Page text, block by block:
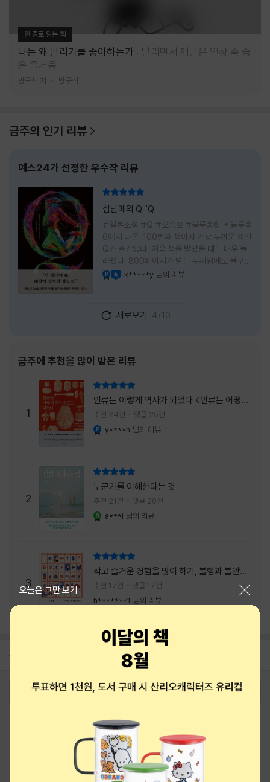
한 줄로 읽는 책
나는 왜 달리기를 좋아하는가
달리면서 깨달은 일상 속 숨
은 즐거움
방구석 저 방구석
금주의 인기 리뷰
예스24가 선정한 우수작 리뷰
삼남매의 Q. 'Q'
#일본소설 #Q #오승호 #블루홀6 * 블루홀
6에서 나온 100번째 책이자 가장 두꺼운 책인
Q가 출간됐다. 처음 책을 받았을 때는 매우 놀
라웠다. 800페이지가 넘는 두께임에도 불구하
고 생각보다 책이 가벼웠다. 여기에 측면을 영
제목이 Q란다. 처음 제목을 봤을 때 나는 질문
을 의미하는 Question을 떠올렸다. 하지만 이
려는 걸까, 아니면 같이 논의를 하자는 걸까 고
개를 갸웃거리며 책을 펴들었다. * 틈만 나면
경적을 울리고 욕을 입에 달고 사는 선배와 일
하고 있는 하치. 히토미 클린이라는 청소업체
직원으로 일하는 그녀가 바라는 것은 그저 고요
한
k*****y 님의 리뷰
새로보기 4/10
금주에 추천을 많이 받은 리뷰
1
인류는 이렇게 역사가 되었다 <인류는 어떻게
역사가 되었나>
추천 24건 댓글 25건
y****n 님의 리뷰
2
누군가를 이해한다는 것
추천 21건 댓글 20건
a***i 님의 리뷰
3
작고 즐거운 경험을 많이 하기, 불행과 불안을
회피하지 말기, 그리고 좋은 사람을 많이 만나
기.
추천 17건
댓글 17건
h*******1 님의 리뷰
공지 8월 상품권+쿠폰+결제+추천 혜택모음
2026-08-01
오늘은 그만 보기
로그인 최근 본 상품 주문/배송
티켓 1544-6399
eBook 1:1문의/채팅상담
예스이십사(주) 사업자 정보
이용약관
개인정보처리방침
청소년보호정책
PC버전
회사소개 거래처관계자께